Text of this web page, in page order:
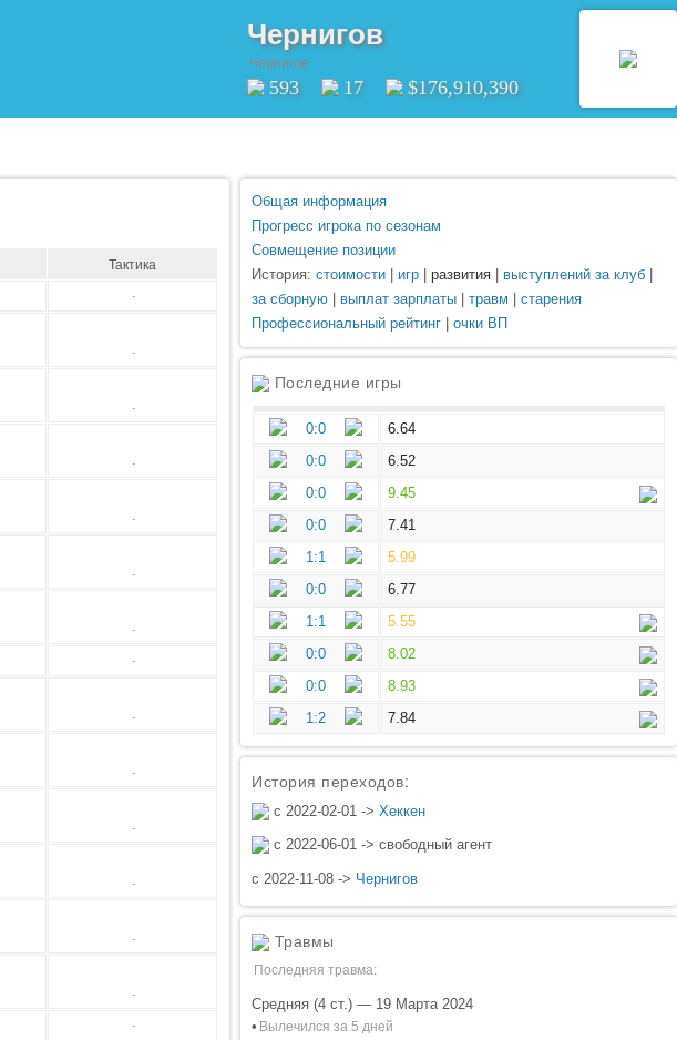
Чернигов
Чернигов
593 17 $176,910,390
Тактика
-
-
-
-
-
-
-
-
-
-
-
-
-
-
-
Общая информация
Прогресс игрока по сезонам
Совмещение позиции
История: стоимости игр развития выступлений за клуб
за сборную
выплат зарплаты травм
старения
Профессиональный рейтинг
очки ВП
Последние игры
0:0
6.64
0:0
6.52
0:0
9.45
0:0
7.41
1:1
5.99
0:0
6.77
1:1
5.55
0:0
8.02
0:0
8.93
1:2
7.84
История переходов:
с 2022-02-01 -> Хеккен
с 2022-06-01 -> свободный агент
с 2022-11-08 -> Чернигов
Травмы
Последняя травма:
Средняя (4 ст.) — 19 Марта 2024
• Вылечился за 5 дней